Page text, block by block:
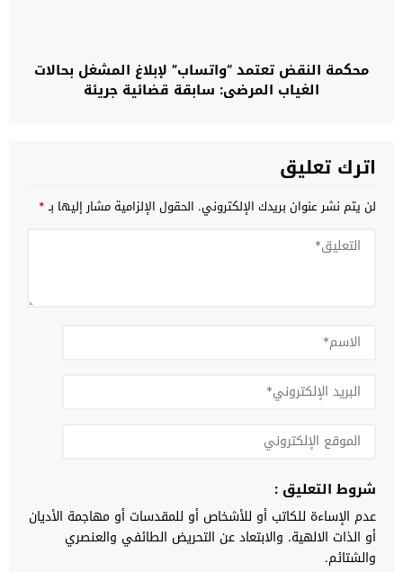
محكمة النقض تعتمد “واتساب” لإبلاغ المشغل بحالات
الغياب المرضي: سابقة قضائية جريئة
اترك تعليق
لن يتم نشر عنوان بريدك الإلكتروني. الحقول الإلزامية مشار إليها بـ*
شروط التعليق :
عدم الإساءة للكاتب أو للأشخاص أو للمقدسات أو مهاجمة الأديان
أو الذات الالهية. والابتعاد عن التحريض الطائفي والعنصري
والشتائم.